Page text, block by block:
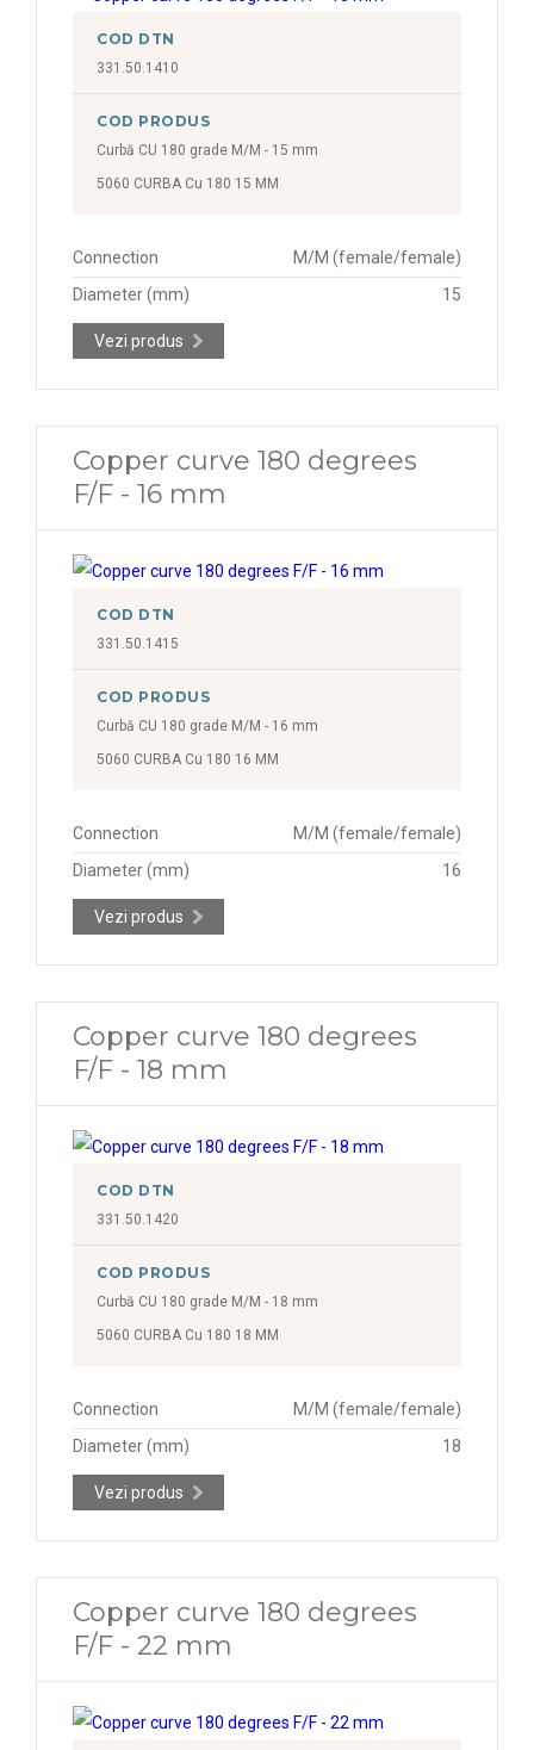
COD DTN
331.50.1410
COD PRODUS
Curbă CU 180 grade M/M - 15 mm
5060 CURBA Cu 180 15 MM
Connection
M/M (female/female)
Diameter (mm)
15
Vezi produs
Copper curve 180 degrees
F/F - 16 mm
COD DTN
331.50.1415
COD PRODUS
Curbă CU 180 grade M/M - 16 mm
5060 CURBA Cu 180 16 MM
Connection
M/M (female/female)
Diameter (mm)
16
Vezi produs
Copper curve 180 degrees
F/F - 18 mm
COD DTN
331.50.1420
COD PRODUS
Curbă CU 180 grade M/M - 18 mm
5060 CURBA Cu 180 18 MM
Connection
M/M (female/female)
Diameter (mm)
18
Vezi produs
Copper curve 180 degrees
F/F - 22 mm